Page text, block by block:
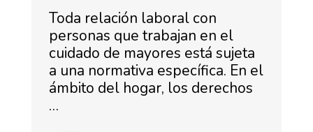
Toda relación laboral con
personas que trabajan en el
cuidado de mayores está sujeta
a una normativa específica. En el
ámbito del hogar, los derechos
…